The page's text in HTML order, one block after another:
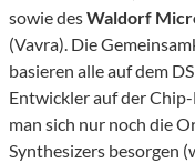
sowie desWaldorf
(Vavra). Die
basieren alle auf dem
Entwickler auf der
man sich nur noch die
Synthesizers besorgen